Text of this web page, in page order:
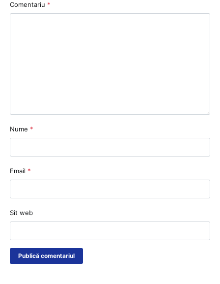
Comentariu *
Nume *
Email *
Sit web